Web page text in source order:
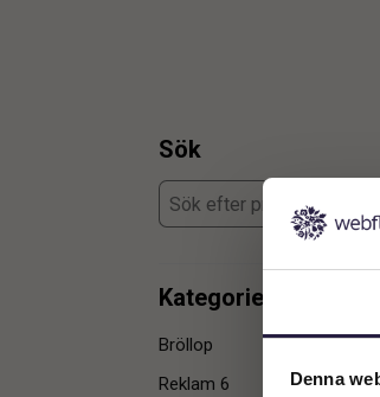
Denna
Sök
Kategorier
Bröllop
Reklam 6